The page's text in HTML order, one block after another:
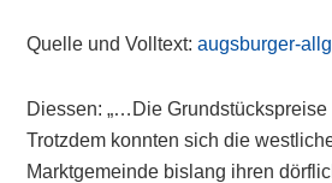
Quelle und Volltext:augsburger-
Diessen: „…Die
Trotzdem konnten sich die
Marktgemeinde bislang ihren